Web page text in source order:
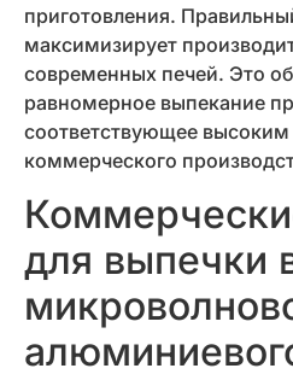
приготовления.
максимизирует
современных печей. Это
равномерное выпекание
соответствующее высоким
коммерческого
для выпечки